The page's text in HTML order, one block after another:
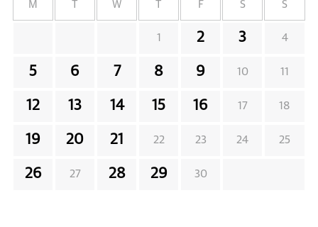
M T W T F S S
1 2 3 4
5 6 7 8 9 10 11
12 13 14 15 16 17 18
19 20 21 22 23 24 25
26 27 28 29 30